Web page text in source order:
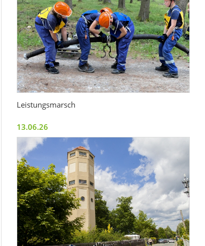
Leistungsmarsch
13.06.26